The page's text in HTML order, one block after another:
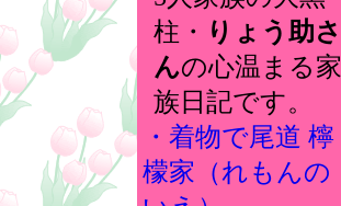
柱・ りょう助さ
んの心温まる家
族日記です。
・着物で尾道 檸
檬家（れもんの